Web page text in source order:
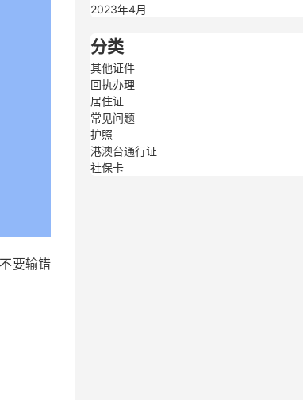
要输错
2023年4月
分类
其他证件
回执办理
居住证
常见问题
护照
港澳台通行证
社保卡